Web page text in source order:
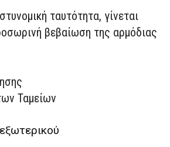
ταυτότητα, γίνεται
βεβαίωση της αρμόδιας
Ταμείων